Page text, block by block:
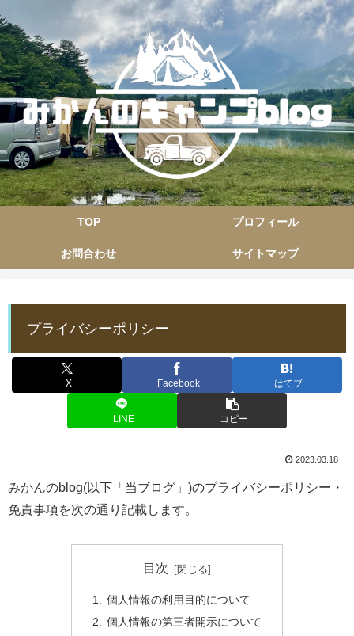
TOP プロフィール
お問合わせ サイトマップ
プライバシーポリシー
X Facebook はてブ
LINE コピー
2023.03.18
みかんのblog(以下「当ブログ」)のプライバシーポリシー・
免責事項を次の通り記載します。
目次
個人情報の利用目的について
個人情報の第三者開示について